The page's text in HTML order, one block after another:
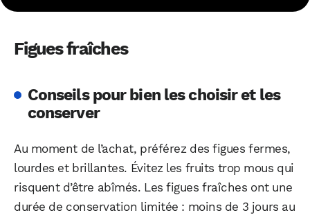
Figues fraîches
Conseils pour bien les choisir et les
conserver
Au moment de l’achat, préférez des figues fermes,
lourdes et brillantes. Évitez les fruits trop mous qui
risquent d’être abîmés. Les figues fraîches ont une
durée de conservation limitée : moins de 3 jours au